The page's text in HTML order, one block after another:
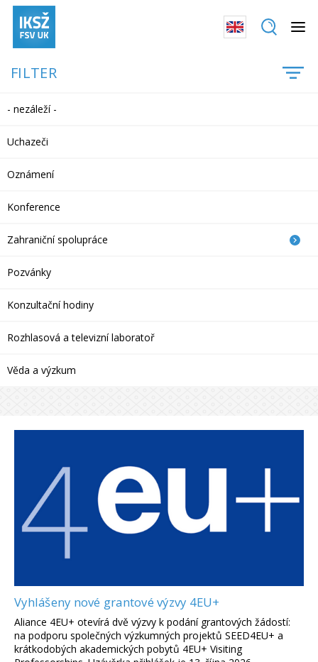
FILTER
- nezáleží -
Uchazeči
Oznámení
Konference
Zahraniční spolupráce
Pozvánky
Konzultační hodiny
Rozhlasová a televizní laboratoř
Věda a výzkum
Vyhlášeny nové grantové výzvy 4EU+
Aliance 4EU+ otevírá dvě výzvy k podání grantových žádostí:
na podporu společných výzkumných projektů SEED4EU+ a
krátkodobých akademických pobytů 4EU+ Visiting